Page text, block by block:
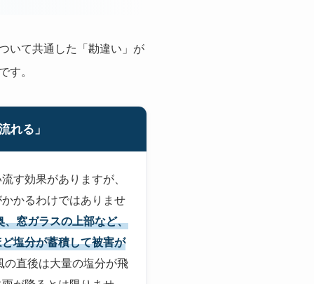
いて共通した「勘違い」が
す。
れる」
す効果がありますが、
かるわけではありませ
、窓ガラスの上部など、
塩分が蓄積して被害が
の直後は大量の塩分が飛